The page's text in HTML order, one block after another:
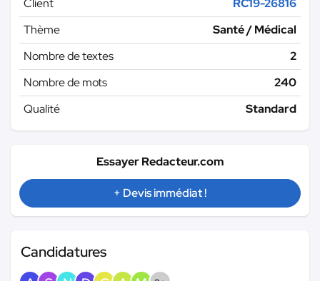
Client
RC19-26816
Thème
Santé / Médical
Nombre de textes
2
Nombre de mots
240
Qualité
Standard
Essayer Redacteur.com
+ Devis immédiat !
Candidatures